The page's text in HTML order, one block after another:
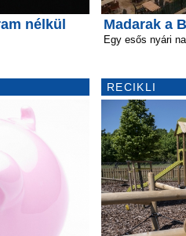
nélkül Madarak a
Egy esős nyári
RECIKLI